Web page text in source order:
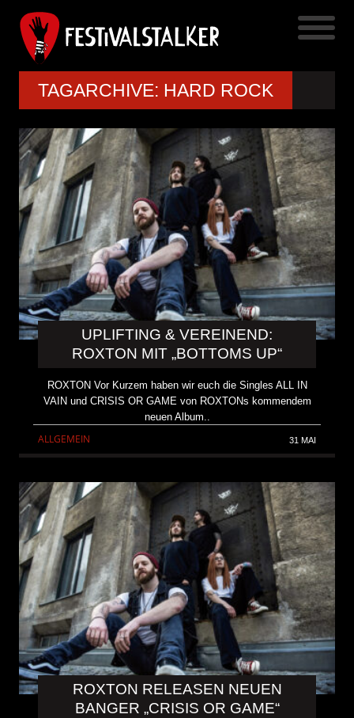
TAGARCHIVE: HARD ROCK
UPLIFTING & VEREINEND:
ROXTON MIT „BOTTOMS UP“
ROXTON Vor Kurzem haben wir euch die Singles ALL IN
VAIN und CRISIS OR GAME von ROXTONs kommendem
neuen Album..
ALLGEMEIN 31 MAI
ROXTON RELEASEN NEUEN
BANGER „CRISIS OR GAME“